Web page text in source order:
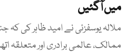
میں آگئیں
ملالہ یوسفزئی نے امید ظاہر کی کہ
ممالک، عالمی برادری اور متعلقہ